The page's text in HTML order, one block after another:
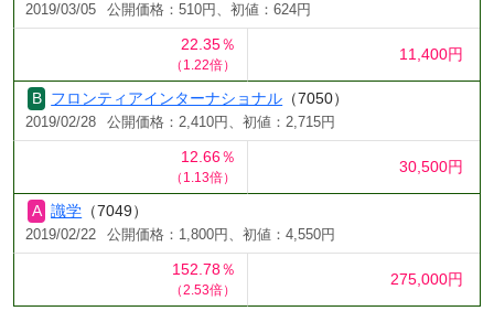
2019/03/05 公開価格：510円、初値：624円
22.35％
（1.22倍）
11,400円
フロンティアインターナショナル （7050）
2019/02/28 公開価格：2,410円、初値：2,715円
12.66％
（1.13倍）
30,500円
識学 （7049）
2019/02/22 公開価格：1,800円、初値：4,550円
152.78％
（2.53倍）
275,000円